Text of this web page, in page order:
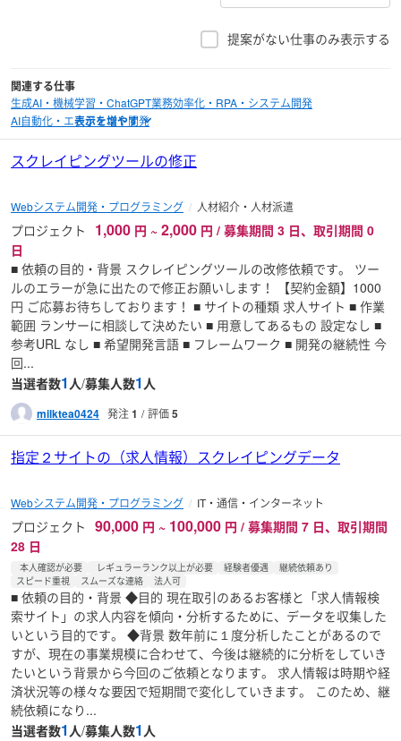
提案がない仕事のみ表示する
関連する仕事
生成AI・機械学習・ChatGPT業務効率化・RPA・システム開発
AI自動化・エージェント開発
スクレイピングツールの修正
Webシステム開発・プログラミング 人材紹介・人材派遣
プロジェクト 1,000 円 ~ 2,000 円 / 募集期間 3 日、取引期間 0
日
■ 依頼の目的・背景 スクレイピングツールの改修依頼です。 ツー
ルのエラーが急に出たので修正お願いします！ 【契約金額】1000
円 ご応募お待ちしております！ ■ サイトの種類 求人サイト ■ 作業
範囲 ランサーに相談して決めたい ■ 用意してあるもの 設定なし ■
参考URL なし ■ 希望開発言語 ■ フレームワーク ■ 開発の継続性 今
回...
当選者数1 人/募集人数1 人
milktea0424 発注1 評価5
指定２サイトの（求人情報）スクレイピングデータ
Webシステム開発・プログラミング IT・通信・インターネット
プロジェクト 90,000 円 ~ 100,000 円 / 募集期間 7 日、取引期間
28 日
本人確認が必要 レギュラーランク以上が必要 経験者優遇
継続依頼あり
スピード重視
スムーズな連絡 法人可
■ 依頼の目的・背景 ◆目的 現在取引のあるお客様と「求人情報検
索サイト」の求人内容を傾向・分析するために、データを収集した
いという目的です。 ◆背景 数年前に１度分析したことがあるので
すが、現在の事業規模に合わせて、今後は継続的に分析をしていき
たいという背景から今回のご依頼となります。 求人情報は時期や経
済状況等の様々な要因で短期間で変化していきます。 このため、継
続依頼になり...
当選者数1 人/募集人数1 人